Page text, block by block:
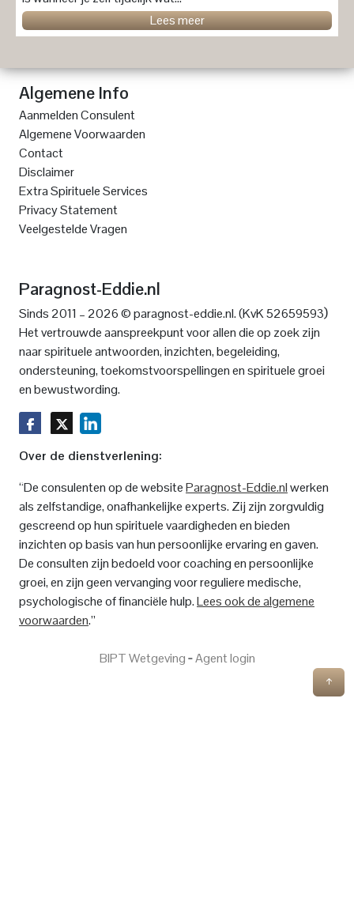
Lees meer
Algemene Info
Aanmelden Consulent
Algemene Voorwaarden
Contact
Disclaimer
Extra Spirituele Services
Privacy Statement
Veelgestelde Vragen
Paragnost-Eddie.nl
Sinds 2011 – 2026 © paragnost-eddie.nl. (KvK 52659593)
Het vertrouwde aanspreekpunt voor allen die op zoek zijn
naar spirituele antwoorden, inzichten, begeleiding,
ondersteuning, toekomstvoorspellingen en spirituele groei
en bewustwording.
Over de dienstverlening:
“De consulenten op de websiteParagnost-Eddie.nlwerken
als zelfstandige, onafhankelijke experts. Zij zijn zorgvuldig
gescreend op hun spirituele vaardigheden en bieden
inzichten op basis van hun persoonlijke ervaring en gaven.
De consulten zijn bedoeld voor coaching en persoonlijke
groei, en zijn geen vervanging voor reguliere medische,
psychologische of financiële hulp.Lees ook de algemene
voorwaarden.”
BIPT Wetgeving‐Agent login